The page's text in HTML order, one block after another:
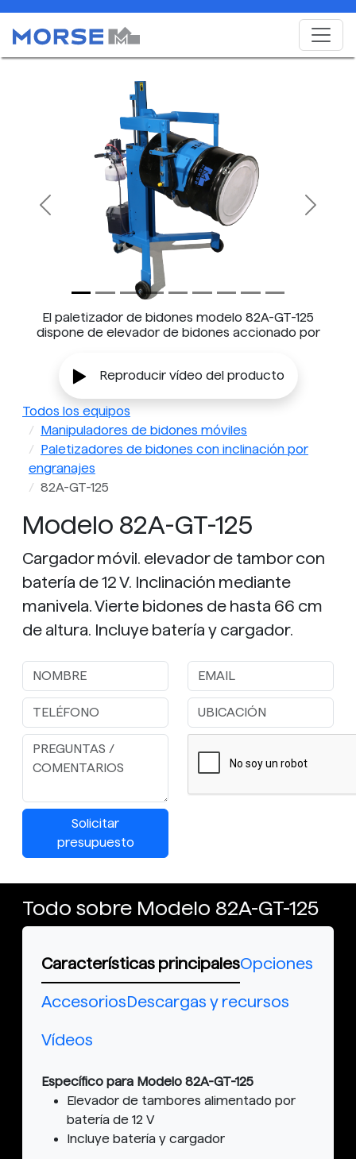
El paletizador de bidones modelo 82A-GT-125
dispone de elevador de bidones accionado por
para mantener automáticamente el ángulo de
Previous Next
Reproducir vídeo del producto
Todos los equipos
Manipuladores de bidones móviles
Paletizadores de bidones con inclinación por
engranajes
82A-GT-125
Modelo 82A-GT-125
Cargador móvil. elevador de tambor con
batería de 12 V. Inclinación mediante
manivela. Vierte bidones de hasta 66 cm
de altura. Incluye batería y cargador.
Solicitar
presupuesto
Todo sobre Modelo 82A-GT-125
Características principalesOpciones
AccesoriosDescargas y recursos
Vídeos
Específico para Modelo 82A-GT-125
Elevador de tambores alimentado por
batería de 12 V
Incluye batería y cargador